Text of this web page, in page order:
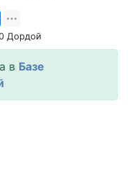
Дордой
в Базе